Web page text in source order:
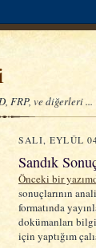
FRP, ve diğerleri ...
SALI, EYLÜL
Sandık
Önceki bir
sonuçlarının
formatında
dokümanları
için yaptığım